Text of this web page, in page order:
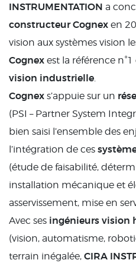
INSTRUMENTATION a
constructeur Cognex en
vision aux systèmes vision
Cognex est la référence
vision industrielle.
Cognex s’appuie sur un
(PSI – Partner System
bien saisi l’ensemble des
l’intégration de ces
(étude de faisabilité,
installation mécanique et
asservissement, mise en
Avec ses ingénieurs vision
(vision, automatisme,
terrain inégalée, CIRA